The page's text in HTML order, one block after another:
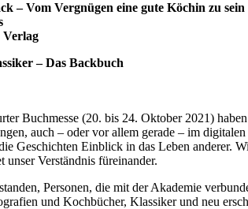
– Vom Vergnügen eine gute Köchin zu sein
Verlag
– Das Backbuch
Buchmesse (20. bis 24. Oktober 2021)
auch – oder vor allem gerade – im
Geschichten Einblick in das Leben anderer.
unser Verständnis füreinander.
Personen, die mit der Akademie
und Kochbücher, Klassiker und neu